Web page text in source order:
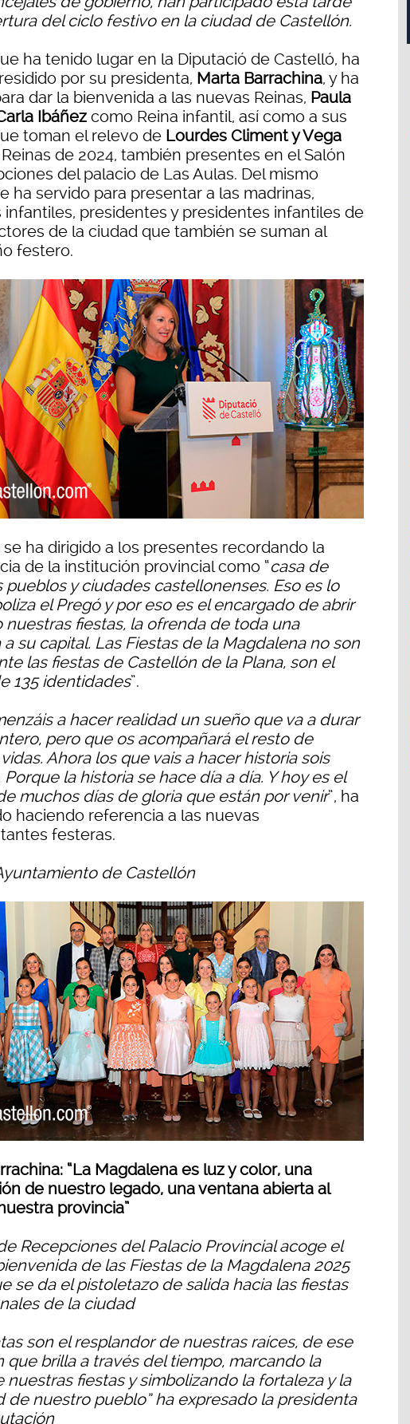
del ciclo festivo en la ciudad de Castellón.
ha tenido lugar en la Diputació de Castelló, ha
por su presidenta, Marta Barrachina, y ha
dar la bienvenida a las nuevas Reinas, Paula
Ibáñez como Reina infantil, así como a sus
toman el relevo de Lourdes Climent y Vega
Reinas de 2024, también presentes en el Salón
del palacio de Las Aulas. Del mismo
ha servido para presentar a las madrinas,
infantiles, presidentes y presidentes infantiles de
de la ciudad que también se suman al
festero.
se ha dirigido a los presentes recordando la
de la institución provincial como “casa de
pueblos y ciudades castellonenses. Eso es lo
el Pregó y por eso es el encargado de abrir
nuestras fiestas, la ofrenda de toda una
a su capital. Las Fiestas de la Magdalena no son
las fiestas de Castellón de la Plana, son el
135 identidades”.
a hacer realidad un sueño que va a durar
pero que os acompañará el resto de
Ahora los que vais a hacer historia sois
Porque la historia se hace día a día. Y hoy es el
muchos días de gloria que están por venir”, ha
haciendo referencia a las nuevas
festeras.
de Castellón
“La Magdalena es luz y color, una
de nuestro legado, una ventana abierta al
provincia”
Recepciones del Palacio Provincial acoge el
de las Fiestas de la Magdalena 2025
se da el pistoletazo de salida hacia las fiestas
de la ciudad
son el resplandor de nuestras raíces, de ese
que brilla a través del tiempo, marcando la
nuestras fiestas y simbolizando la fortaleza y la
de nuestro pueblo” ha expresado la presidenta